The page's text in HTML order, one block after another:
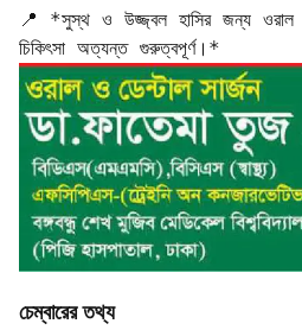
📍 *সুস্থ ও উজ্জ্বল হাসির জন্য ওরাল ও
চিকিৎসা অত্যন্ত গুরুত্বপূর্ণ।*
চেম্বারের তথ্য